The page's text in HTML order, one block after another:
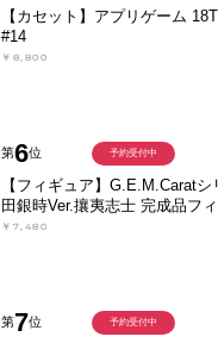
【カセット】アプリゲーム
#14
￥8,800
第6位
【フィギュア】G.E.M.Carat
田銀時Ver.攘夷志士 完成品フ
￥7,480
予約受付中
第7位 予約受付中